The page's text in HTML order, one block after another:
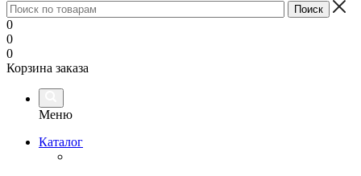
0
0
0
Корзина заказа
Меню
Каталог